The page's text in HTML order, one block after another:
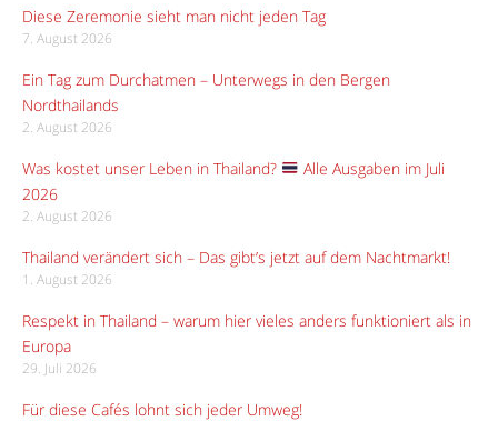
Diese Zeremonie sieht man nicht jeden Tag
7. August 2026
Ein Tag zum Durchatmen – Unterwegs in den Bergen
Nordthailands
2. August 2026
Was kostet unser Leben in Thailand?
Alle Ausgaben im Juli
2026
2. August 2026
Thailand verändert sich – Das gibt’s jetzt auf dem Nachtmarkt!
1. August 2026
Respekt in Thailand – warum hier vieles anders funktioniert als in
Europa
29. Juli 2026
Für diese Cafés lohnt sich jeder Umweg!